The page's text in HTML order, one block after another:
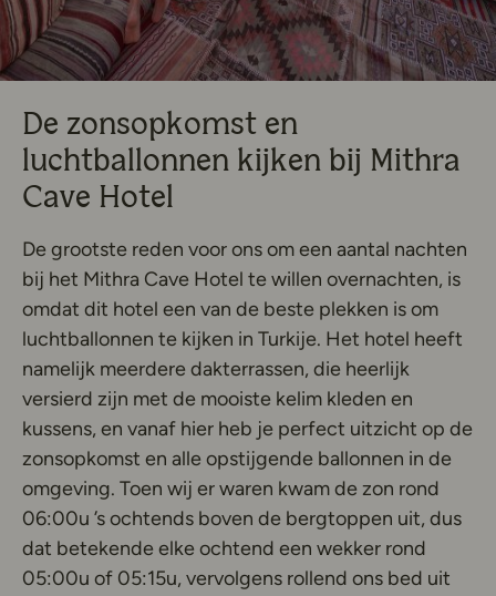
De zonsopkomst en
luchtballonnen kijken bij Mithra
Cave Hotel
De grootste reden voor ons om een aantal nachten
bij het Mithra Cave Hotel te willen overnachten, is
omdat dit hotel een van de beste plekken is om
luchtballonnen te kijken in Turkije. Het hotel heeft
namelijk meerdere dakterrassen, die heerlijk
versierd zijn met de mooiste kelim kleden en
kussens, en vanaf hier heb je perfect uitzicht op de
zonsopkomst en alle opstijgende ballonnen in de
omgeving. Toen wij er waren kwam de zon rond
06:00u ’s ochtends boven de bergtoppen uit, dus
dat betekende elke ochtend een wekker rond
05:00u of 05:15u, vervolgens rollend ons bed uit